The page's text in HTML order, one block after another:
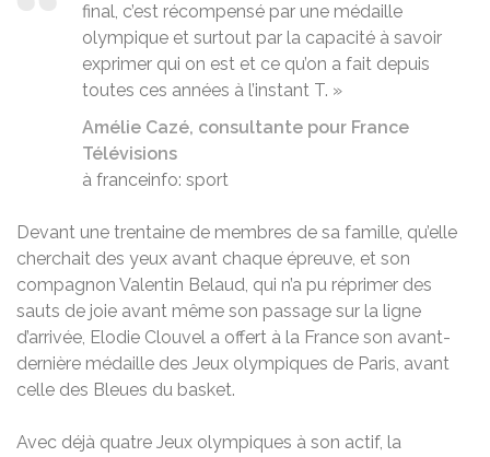
final, c’est récompensé par une médaille
olympique et surtout par la capacité à savoir
exprimer qui on est et ce qu’on a fait depuis
toutes ces années à l’instant T. »
Amélie Cazé, consultante pour France
Télévisions
à franceinfo: sport
Devant une trentaine de membres de sa famille, qu’elle
cherchait des yeux avant chaque épreuve, et son
compagnon Valentin Belaud, qui n’a pu réprimer des
sauts de joie avant même son passage sur la ligne
d’arrivée, Elodie Clouvel a offert à la France son avant-
dernière médaille des Jeux olympiques de Paris, avant
celle des Bleues du basket.
Avec déjà quatre Jeux olympiques à son actif, la